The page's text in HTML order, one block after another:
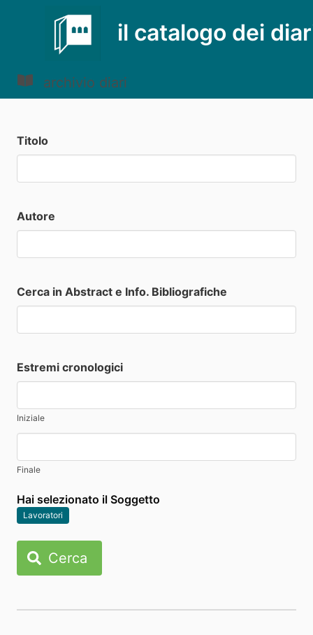
il catalogo dei
archivio diari
Titolo
Autore
Cerca in Abstract e Info. Bibliografiche
Estremi cronologici
Iniziale
Finale
Hai selezionato il Soggetto
Lavoratori
Cerca